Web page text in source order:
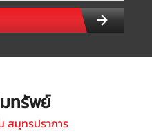
ทรัพย์
สมุทรปราการ